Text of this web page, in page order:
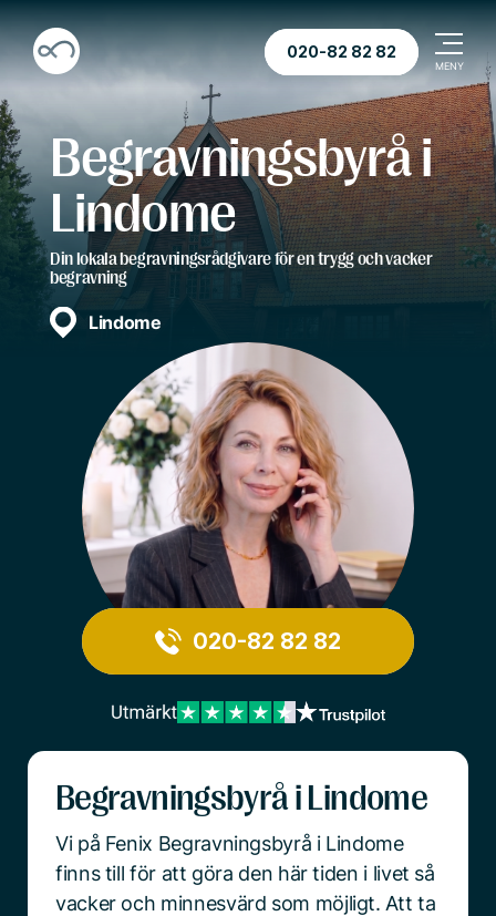
020-82 82 82
Begravningsbyrå i
Lindome
Din lokala begravningsrådgivare för en trygg och vacker
begravning
Lindome
020-82 82 82
Begravningsbyrå i Lindome
Vi på Fenix Begravningsbyrå i Lindome
finns till för att göra den här tiden i livet så
vacker och minnesvärd som möjligt. Att ta